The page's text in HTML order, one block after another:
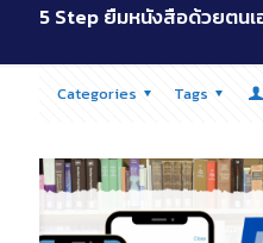
5 Step ยืมหนังสือด้วยตน
Categories Tags